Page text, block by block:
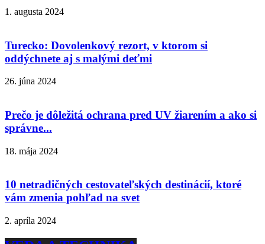
1. augusta 2024
Turecko: Dovolenkový rezort, v ktorom si
oddýchnete aj s malými deťmi
26. júna 2024
Prečo je dôležitá ochrana pred UV žiarením a ako si
správne...
18. mája 2024
10 netradičných cestovateľských destinácií, ktoré
vám zmenia pohľad na svet
2. apríla 2024